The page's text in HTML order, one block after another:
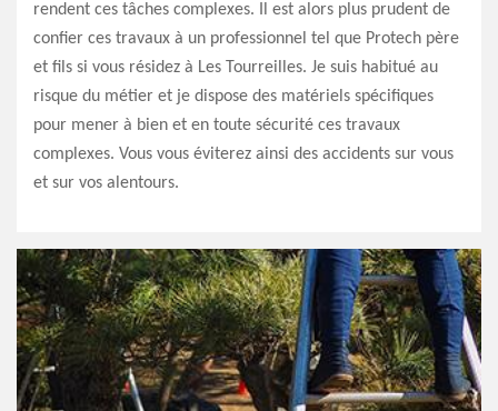
rendent ces tâches complexes. Il est alors plus prudent de
confier ces travaux à un professionnel tel que Protech père
et fils si vous résidez à Les Tourreilles. Je suis habitué au
risque du métier et je dispose des matériels spécifiques
pour mener à bien et en toute sécurité ces travaux
complexes. Vous vous éviterez ainsi des accidents sur vous
et sur vos alentours.